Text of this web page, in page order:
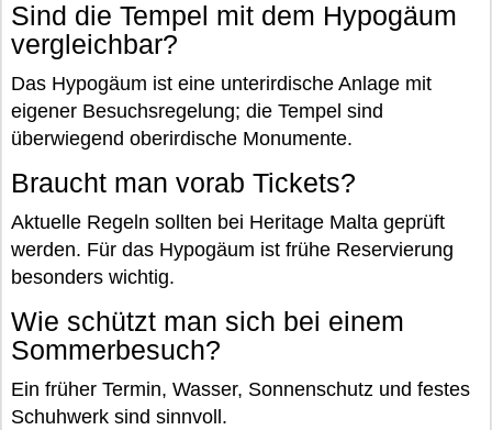
Sind die Tempel mit dem Hypogäum
vergleichbar?
Das Hypogäum ist eine unterirdische Anlage mit
eigener Besuchsregelung; die Tempel sind
überwiegend oberirdische Monumente.
Braucht man vorab Tickets?
Aktuelle Regeln sollten bei Heritage Malta geprüft
werden. Für das Hypogäum ist frühe Reservierung
besonders wichtig.
Wie schützt man sich bei einem
Sommerbesuch?
Ein früher Termin, Wasser, Sonnenschutz und festes
Schuhwerk sind sinnvoll.